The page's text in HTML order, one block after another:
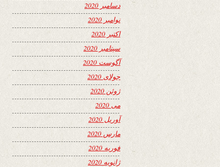
دسامبر 2020
نوامبر 2020
اکتبر 2020
سپتامبر 2020
آگوست 2020
جولای 2020
ژوئن 2020
می 2020
آوریل 2020
مارس 2020
فوریه 2020
ژانویه 2020